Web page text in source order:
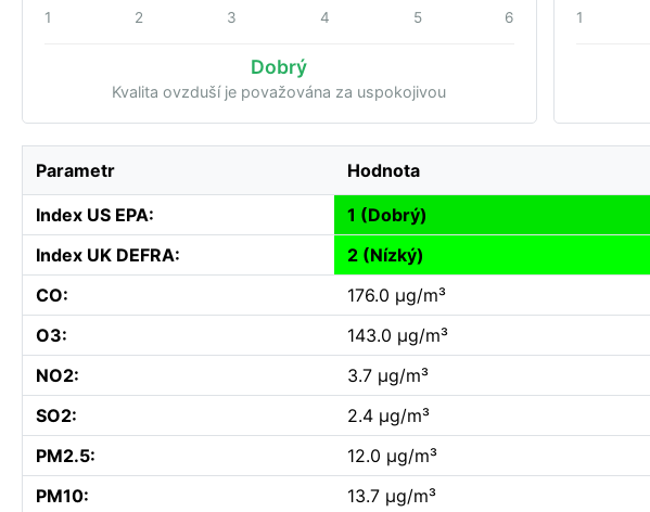
1 2 3 4 5 6
Dobrý
Kvalita ovzduší je považována za uspokojivou
1
Parametr Hodnota
Index US EPA:
1 (Dobrý)
Index UK DEFRA:
2 (Nízký)
CO:
176.0 µg/m³
O3:
143.0 µg/m³
NO2:
3.7 µg/m³
SO2:
2.4 µg/m³
PM2.5:
12.0 µg/m³
PM10:
13.7 µg/m³